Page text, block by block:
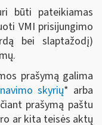
būti pateikiamas
VMI prisijungimo
bei slaptažodį)
prašymą galima
skyrių* arba
prašymą paštu
ar kita teisės aktų